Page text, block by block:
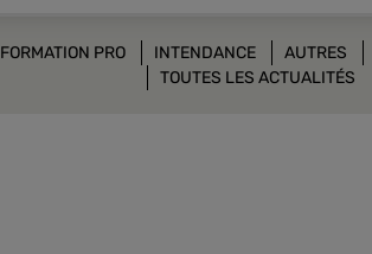
FORMATION PRO INTENDANCE AUTRES
TOUTES LES ACTUALITÉS